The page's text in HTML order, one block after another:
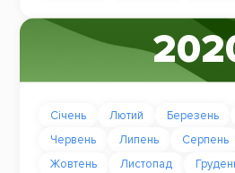
Січень Лютий Березень
Червень
Липень Серпень
Жовтень
Листопад